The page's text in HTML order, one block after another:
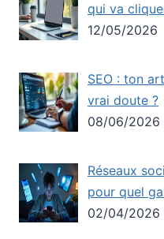
qui va
12/05/2026
SEO : ton
vrai doute ?
08/06/2026
Réseaux
pour quel
02/04/2026